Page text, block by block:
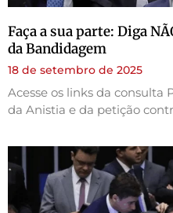
Faça a sua parte: Diga
da Bandidagem
18 de setembro de 2025
Acesse os links da consulta
da Anistia e da petição